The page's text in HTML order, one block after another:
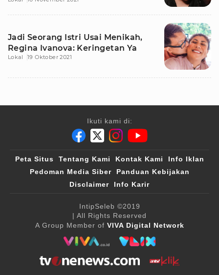
Jadi Seorang Istri Usai Menikah,
Regina Ivanova: Keringetan Ya
Lokal 19 Oktober 2021
Ikuti kami di:
Peta Situs Tentang Kami Kontak Kami
Info Iklan
Pedoman Media Siber
Panduan Kebijakan
Disclaimer
Info Karir
IntipSeleb ©2019
| All Rights Reserved
A Group Member of VIVA Digital Network